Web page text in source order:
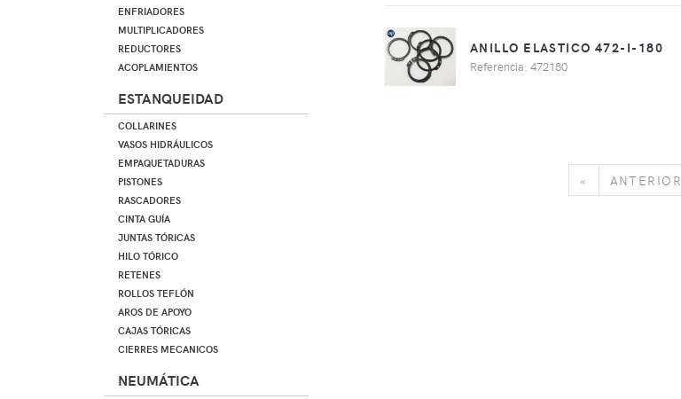
ENFRIADORES
MULTIPLICADORES
REDUCTORES
ACOPLAMIENTOS
ESTANQUEIDAD
COLLARINES
VASOS HIDRÁULICOS
EMPAQUETADURAS
PISTONES
RASCADORES
CINTA GUÍA
JUNTAS TÓRICAS
HILO TÓRICO
RETENES
ROLLOS TEFLÓN
AROS DE APOYO
CAJAS TÓRICAS
CIERRES MECANICOS
NEUMÁTICA
ANILLO ELASTICO 472-I-180
Referencia: 472180
« ANTERIOR